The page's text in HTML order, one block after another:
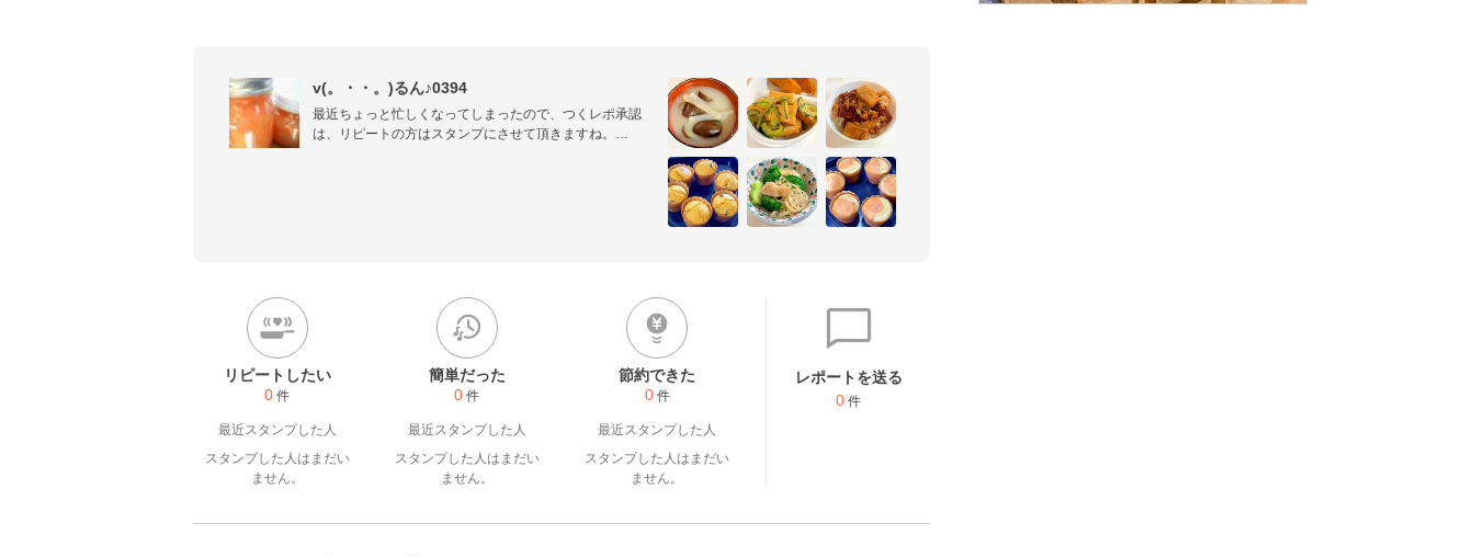
v(。・・。)るん♪0394
最近ちょっと忙しくなってしまったので、つくレポ承認
は、リピートの方はスタンプにさせて頂きますね。
リピートしたい
0 件
最近スタンプした人
スタンプした人はまだい
ません。
簡単だった
0 件
最近スタンプした人
スタンプした人はまだい
ません。
節約できた
0 件
最近スタンプした人
スタンプした人はまだい
ません。
レポートを送る
0 件